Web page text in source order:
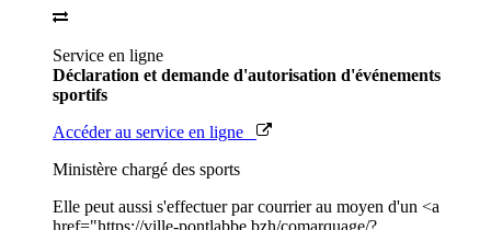
Service en ligne
Déclaration et demande d'autorisation d'événements
sportifs
Accéder au service en ligne
Ministère chargé des sports
Elle peut aussi s'effectuer par courrier au moyen d'un <a
href="https://ville-pontlabbe.bzh/comarquage/?